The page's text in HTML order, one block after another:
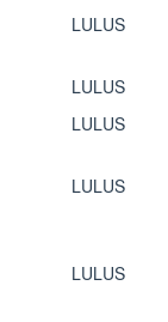
LULUS
LULUS
LULUS
LULUS
LULUS